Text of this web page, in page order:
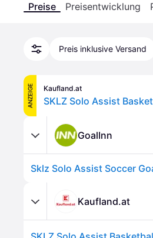
Preise Preisentwicklung
Preis inklusive Versand
ANZEIGE Kaufland.at
SKLZ Solo Assist
GoalInn
Sklz Solo Assist Soccer
Kaufland.at